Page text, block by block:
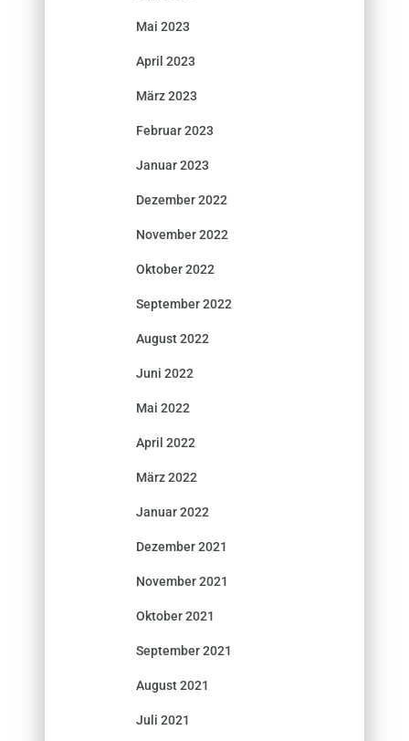
Mai 2023
April 2023
März 2023
Februar 2023
Januar 2023
Dezember 2022
November 2022
Oktober 2022
September 2022
August 2022
Juni 2022
Mai 2022
April 2022
März 2022
Januar 2022
Dezember 2021
November 2021
Oktober 2021
September 2021
August 2021
Juli 2021